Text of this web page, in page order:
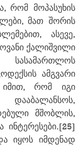
რომ მოპასუხის
მათ შორის
ასევე,
ქალიშვილი
სასამართლოს
ამგვარი
იმით, რომ იგი
მშობლის,
ინტერესები.[25]
იყოს იმდენად